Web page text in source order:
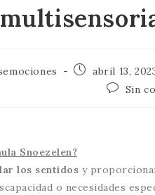
abril 13,
Sin
Snoezelen?
los sentidos y
o necesidades